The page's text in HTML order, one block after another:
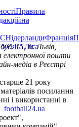
Правила
НідерландиФранція
УЄФАЛіга
15, м. Львів,
електронної пошти
медіа в Реєстрі
21 року
посилання
і використанні в
football24.ua